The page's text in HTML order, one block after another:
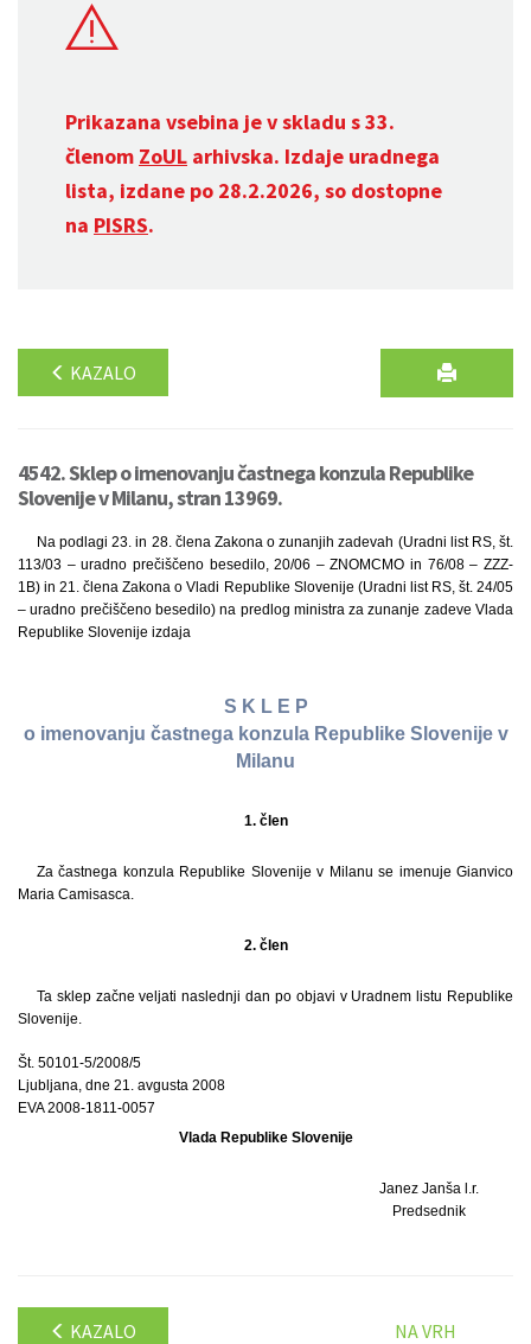
Prikazana vsebina je v skladu s 33.
členom ZoUL arhivska. Izdaje uradnega
lista, izdane po 28.2.2026, so dostopne
na PISRS.
KAZALO
4542. Sklep o imenovanju častnega konzula Republike
Slovenije v Milanu, stran 13969.
Na podlagi 23. in 28. člena Zakona o zunanjih zadevah (Uradni list RS, št.
113/03 – uradno prečiščeno besedilo, 20/06 – ZNOMCMO in 76/08 – ZZZ-
1B) in 21. člena Zakona o Vladi Republike Slovenije (Uradni list RS, št. 24/05
– uradno prečiščeno besedilo) na predlog ministra za zunanje zadeve Vlada
Republike Slovenije izdaja
S K L E P
o imenovanju častnega konzula Republike Slovenije v
Milanu
1. člen
Za častnega konzula Republike Slovenije v Milanu se imenuje Gianvico
Maria Camisasca.
2. člen
Ta sklep začne veljati naslednji dan po objavi v Uradnem listu Republike
Slovenije.
Št. 50101-5/2008/5
Ljubljana, dne 21. avgusta 2008
EVA 2008-1811-0057
Vlada Republike Slovenije
Janez Janša l.r.
Predsednik
KAZALO NA VRH